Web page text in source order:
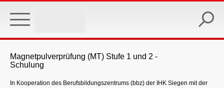
main
Magnetpulverprüfung (MT) Stufe 1 und 2 -
Schulung
In Kooperation des Berufsbildungszentrums (bbz) der IHK Siegen mit der